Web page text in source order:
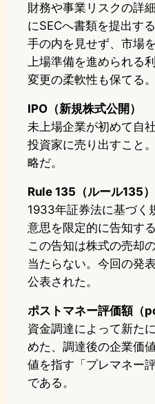
財務や事業リスクの詳
にSECへ書類を提出す
手の内を見せず、市場
上場準備を進められる
変更の柔軟性も保てる。
IPO（新規株式公開）
未上場企業が初めて自
投資家に売り出すこと
略だ。
Rule 135（ルール135）
1933年証券法に基づく
意思を限定的に告知す
この告知は株式の売却
当たらない。今回の発
公表された。
ポストマネー評価額（
資金調達によって新た
めた、調達後の企業価
値を指す「プレマネー
である。